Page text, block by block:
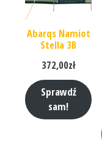
Abarqs Namiot
Stella 3B
372,00zł
Sprawdź
sam!